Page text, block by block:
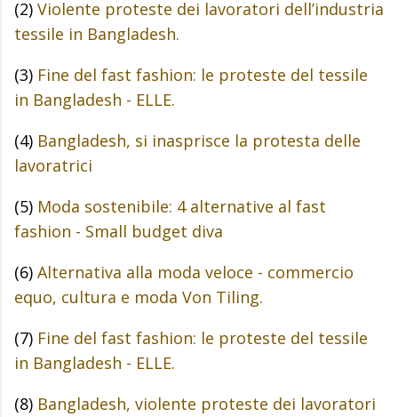
(2) Violente proteste dei lavoratori dell’industria
tessile in Bangladesh.
(3) Fine del fast fashion: le proteste del tessile
in Bangladesh - ELLE.
(4) Bangladesh, si inasprisce la protesta delle
lavoratrici
(5) Moda sostenibile: 4 alternative al fast
fashion - Small budget diva
(6) Alternativa alla moda veloce - commercio
equo, cultura e moda Von Tiling.
(7) Fine del fast fashion: le proteste del tessile
in Bangladesh - ELLE.
(8) Bangladesh, violente proteste dei lavoratori